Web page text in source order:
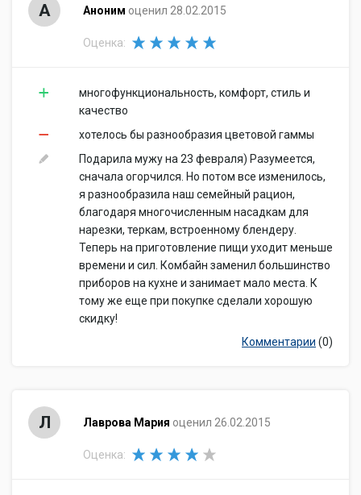
А Аноним оценил 28.02.2015
Оценка:
многофункциональность, комфорт, стиль и
качество
хотелось бы разнообразия цветовой гаммы
Подарила мужу на 23 февраля) Разумеется,
сначала огорчился. Но потом все изменилось,
я разнообразила наш семейный рацион,
благодаря многочисленным насадкам для
нарезки, теркам, встроенному блендеру.
Теперь на приготовление пищи уходит меньше
времени и сил. Комбайн заменил большинство
приборов на кухне и занимает мало места. К
тому же еще при покупке сделали хорошую
скидку!
Комментарии (0)
Л Лаврова Мария оценил 26.02.2015
Оценка: